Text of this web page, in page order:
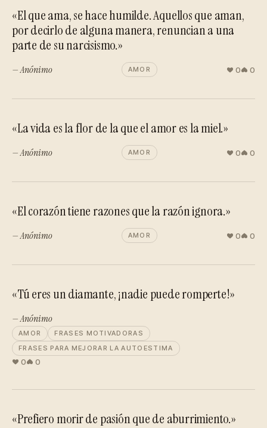
«El que ama, se hace humilde. Aquellos que aman,
por decirlo de alguna manera, renuncian a una
parte de su narcisismo.»
— Anónimo AMOR 0 0
«La vida es la flor de la que el amor es la miel.»
— Anónimo AMOR 0 0
«El corazón tiene razones que la razón ignora.»
— Anónimo AMOR 0 0
«Tú eres un diamante, ¡nadie puede romperte!»
— Anónimo
AMOR
FRASES MOTIVADORAS
FRASES PARA MEJORAR LA AUTOESTIMA
0 0
«Prefiero morir de pasión que de aburrimiento.»